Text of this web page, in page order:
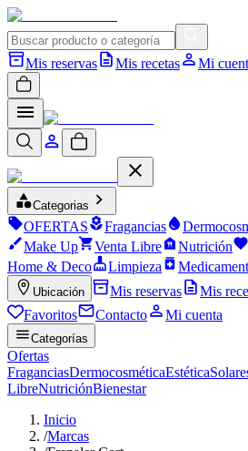
Mis reservas Mis recetas Mi
Categorias
OFERTAS Fragancias
Make Up
Venta Libre Nutrición
Home & Deco
Limpieza
Ubicación Mis reservas
Mis
Favoritos
Contacto Mi cuenta
Categorías
Ofertas
FraganciasDermocosméticaEstética
LibreNutriciónBienestar
Inicio
/Marcas